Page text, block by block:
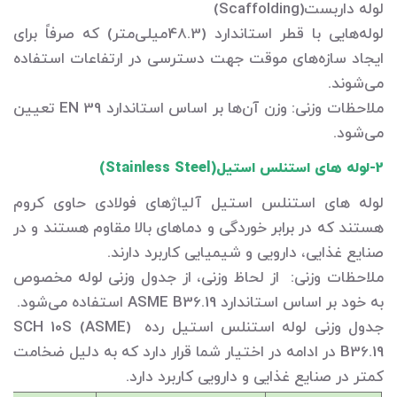
لوله داربست(Scaffolding)
لوله‌هایی با قطر استاندارد (48.3میلی‌متر) که صرفاً برای
ایجاد سازه‌های موقت جهت دسترسی در ارتفاعات استفاده
می‌شوند.
ملاحظات وزنی: وزن آن‌ها بر اساس استاندارد EN 39 تعیین
می‌شود.
2-لوله های استنلس استیل(Stainless Steel)
لوله های استنلس استیل آلیاژهای فولادی حاوی کروم
هستند که در برابر خوردگی و دماهای بالا مقاوم هستند و در
صنایع غذایی، دارویی و شیمیایی کاربرد دارند.
ملاحظات وزنی: از لحاظ وزنی، از جدول وزنی لوله مخصوص
به خود بر اساس استاندارد ASME B36.19 استفاده می‌شود.
جدول وزنی لوله استنلس استیل رده (SCH 10S (ASME
B36.19 در ادامه در اختیار شما قرار دارد که به دلیل ضخامت
کمتر در صنایع غذایی و دارویی کاربرد دارد.